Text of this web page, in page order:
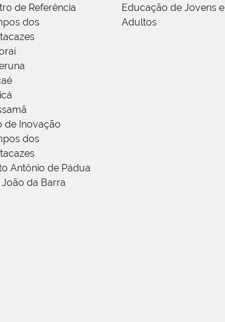
de Referência
dos
de Inovação
dos
Antônio de Pádua
João da Barra
Educação de Jovens e
Adultos